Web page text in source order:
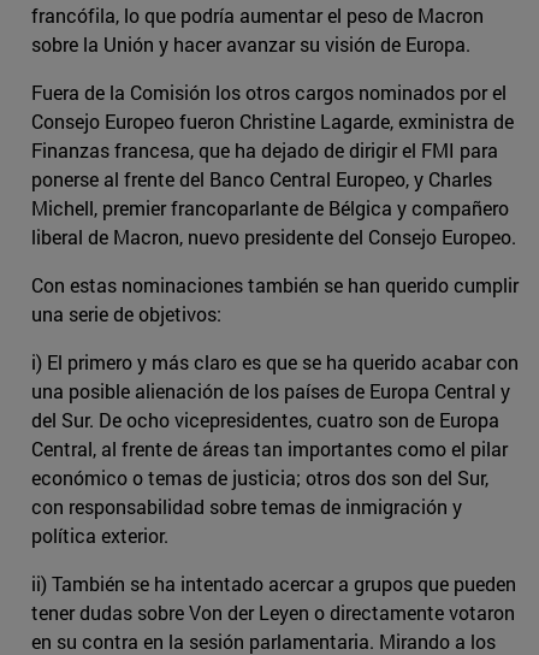
francófila, lo que podría aumentar el peso de Macron
sobre la Unión y hacer avanzar su visión de Europa.
Fuera de la Comisión los otros cargos nominados por el
Consejo Europeo fueron Christine Lagarde, exministra de
Finanzas francesa, que ha dejado de dirigir el FMI para
ponerse al frente del Banco Central Europeo, y Charles
Michell, premier francoparlante de Bélgica y compañero
liberal de Macron, nuevo presidente del Consejo Europeo.
Con estas nominaciones también se han querido cumplir
una serie de objetivos:
i) El primero y más claro es que se ha querido acabar con
una posible alienación de los países de Europa Central y
del Sur. De ocho vicepresidentes, cuatro son de Europa
Central, al frente de áreas tan importantes como el pilar
económico o temas de justicia; otros dos son del Sur,
con responsabilidad sobre temas de inmigración y
política exterior.
ii) También se ha intentado acercar a grupos que pueden
tener dudas sobre Von der Leyen o directamente votaron
en su contra en la sesión parlamentaria. Mirando a los